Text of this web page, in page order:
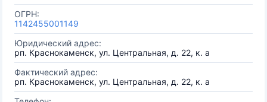
ОГРН:
1142455001149
Юридический адрес:
рп. Краснокаменск, ул. Центральная, д. 22, к. а
Фактический адрес:
рп. Краснокаменск, ул. Центральная, д. 22, к. а